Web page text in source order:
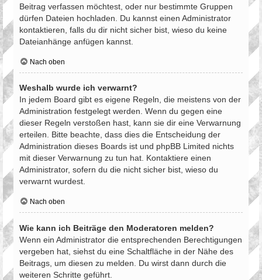
Beitrag verfassen möchtest, oder nur bestimmte Gruppen
dürfen Dateien hochladen. Du kannst einen Administrator
kontaktieren, falls du dir nicht sicher bist, wieso du keine
Dateianhänge anfügen kannst.
Nach oben
Weshalb wurde ich verwarnt?
In jedem Board gibt es eigene Regeln, die meistens von der
Administration festgelegt werden. Wenn du gegen eine
dieser Regeln verstoßen hast, kann sie dir eine Verwarnung
erteilen. Bitte beachte, dass dies die Entscheidung der
Administration dieses Boards ist und phpBB Limited nichts
mit dieser Verwarnung zu tun hat. Kontaktiere einen
Administrator, sofern du die nicht sicher bist, wieso du
verwarnt wurdest.
Nach oben
Wie kann ich Beiträge den Moderatoren melden?
Wenn ein Administrator die entsprechenden Berechtigungen
vergeben hat, siehst du eine Schaltfläche in der Nähe des
Beitrags, um diesen zu melden. Du wirst dann durch die
weiteren Schritte geführt.